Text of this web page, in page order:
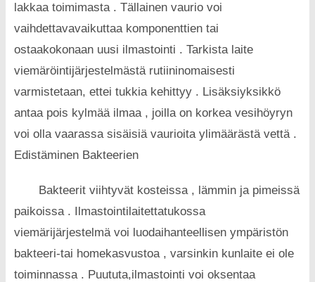
lakkaa toimimasta . Tällainen vaurio voi
vaihdettavavaikuttaa komponenttien tai
ostaakokonaan uusi ilmastointi . Tarkista laite
viemäröintijärjestelmästä rutiininomaisesti
varmistetaan, ettei tukkia kehittyy . Lisäksiyksikkö
antaa pois kylmää ilmaa , joilla on korkea vesihöyryn
voi olla vaarassa sisäisiä vaurioita ylimäärästä vettä .
Edistäminen Bakteerien
Bakteerit viihtyvät kosteissa , lämmin ja pimeissä
paikoissa . Ilmastointilaitettatukossa
viemärijärjestelmä voi luodaihanteellisen ympäristön
bakteeri-tai homekasvustoa , varsinkin kunlaite ei ole
toiminnassa . Puututa,ilmastointi voi oksentaa